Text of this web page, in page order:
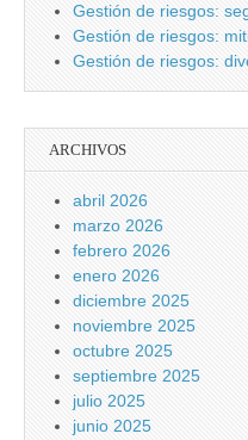
Gestión de riesgos:
Gestión de riesgos:
Gestión de riesgos:
ARCHIVOS
abril 2026
marzo 2026
febrero 2026
enero 2026
diciembre 2025
noviembre 2025
octubre 2025
septiembre 2025
julio 2025
junio 2025